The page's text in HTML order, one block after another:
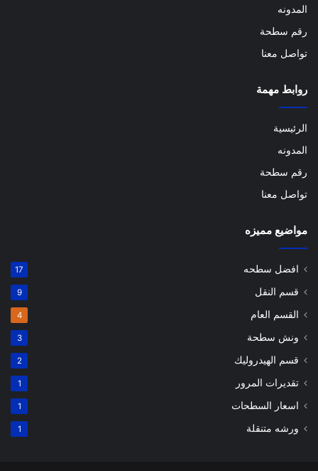
المدونه
رقم سطحة
تواصل معنا
روابط مهمة
الرئيسية
المدونه
رقم سطحة
تواصل معنا
مواضيع مميزه
افضل سطحه 17
قسم النقل 9
القسم العام 4
ونش سطحة 3
قسم الهيدروليك 2
تقديرات المرور 1
اسعار السطحات 1
ورشه متنقلة 1